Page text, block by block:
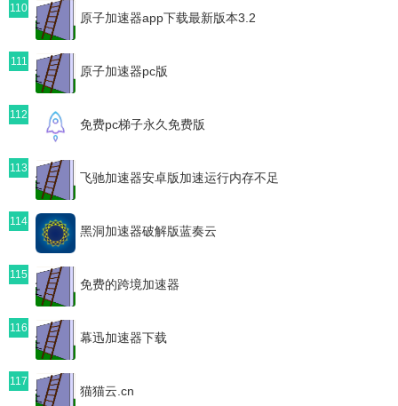
110
原子加速器app下载最新版本3.2
111
原子加速器pc版
112
免费pc梯子永久免费版
113
飞驰加速器安卓版加速运行内存不足
114
黑洞加速器破解版蓝奏云
115
免费的跨境加速器
116
幕迅加速器下载
117
猫猫云.cn